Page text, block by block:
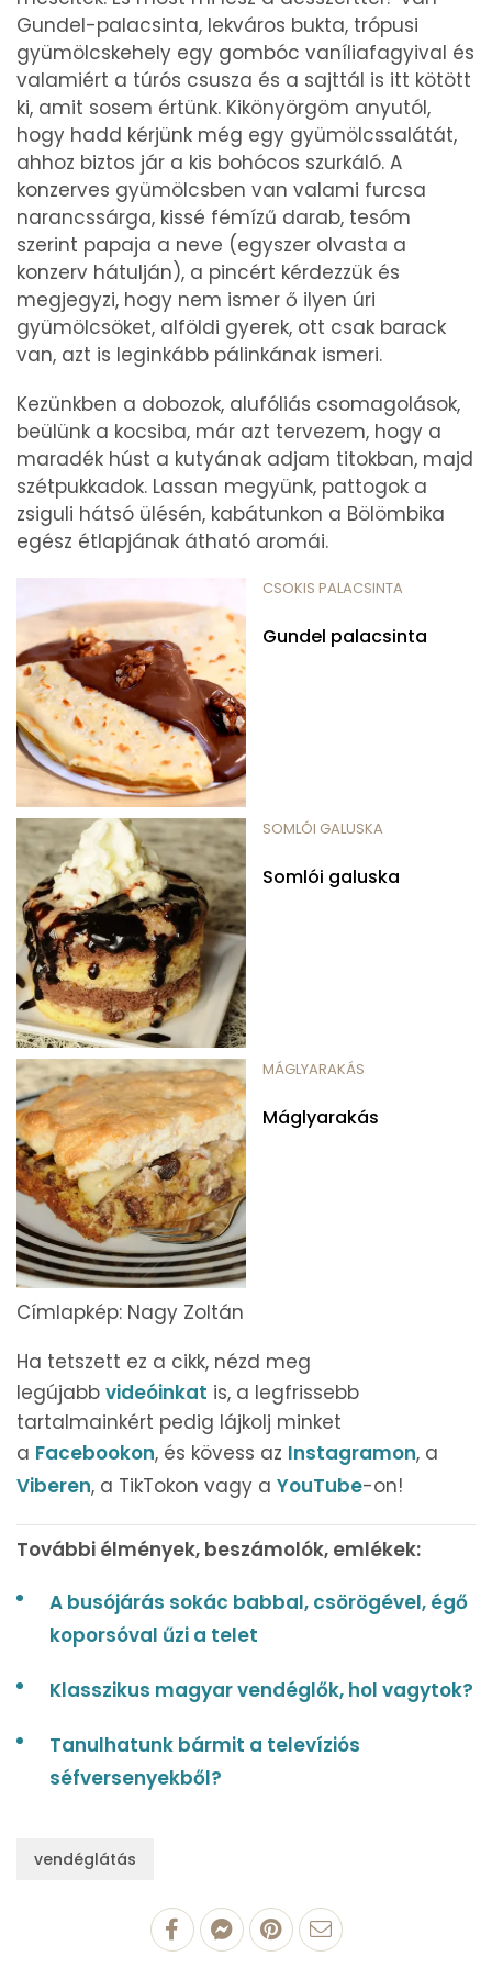
Gundel-palacsinta, lekváros bukta, trópusi
gyümölcskehely egy gombóc vaníliafagyival és
valamiért a túrós csusza és a sajttál is itt kötött
ki, amit sosem értünk. Kikönyörgöm anyutól,
hogy hadd kérjünk még egy gyümölcssalátát,
ahhoz biztos jár a kis bohócos szurkáló. A
konzerves gyümölcsben van valami furcsa
narancssárga, kissé fémízű darab, tesóm
szerint papaja a neve (egyszer olvasta a
konzerv hátulján), a pincért kérdezzük és
megjegyzi, hogy nem ismer ő ilyen úri
gyümölcsöket, alföldi gyerek, ott csak barack
van, azt is leginkább pálinkának ismeri.
Kezünkben a dobozok, alufóliás csomagolások,
beülünk a kocsiba, már azt tervezem, hogy a
maradék húst a kutyának adjam titokban, majd
szétpukkadok. Lassan megyünk, pattogok a
zsiguli hátsó ülésén, kabátunkon a Bölömbika
egész étlapjának átható aromái.
CSOKIS PALACSINTA
Gundel palacsinta
SOMLÓI GALUSKA
Somlói galuska
MÁGLYARAKÁS
Máglyarakás
Címlapkép: Nagy Zoltán
Ha tetszett ez a cikk, nézd meg
legújabb videóinkat is, a legfrissebb
tartalmainkért pedig lájkolj minket
a Facebookon, és kövess az Instagramon, a
Viberen, a TikTokon vagy a YouTube-on!
További élmények, beszámolók, emlékek:
A busójárás sokác babbal, csörögével, égő
koporsóval űzi a telet
Klasszikus magyar vendéglők, hol vagytok?
Tanulhatunk bármit a televíziós
séfversenyekből?
vendéglátás